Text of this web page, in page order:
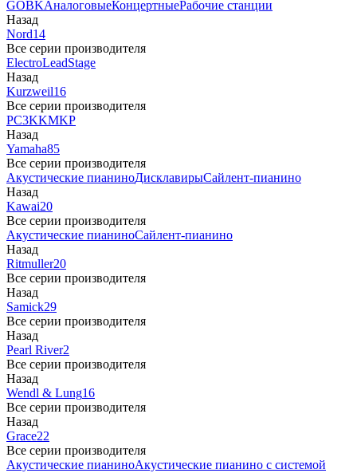
GOBKАналоговыеКонцертныеРабочие станции
Назад
Nord14
Все серии производителя
ElectroLeadStage
Назад
Kurzweil16
Все серии производителя
PC3KKMKP
Назад
Yamaha85
Все серии производителя
Акустические пианиноДисклавирыСайлент-пианино
Назад
Kawai20
Все серии производителя
Акустические пианиноСайлент-пианино
Назад
Ritmuller20
Все серии производителя
Назад
Samick29
Все серии производителя
Назад
Pearl River2
Все серии производителя
Назад
Wendl & Lung16
Все серии производителя
Назад
Grace22
Все серии производителя
Акустические пианиноАкустические пианино с системой